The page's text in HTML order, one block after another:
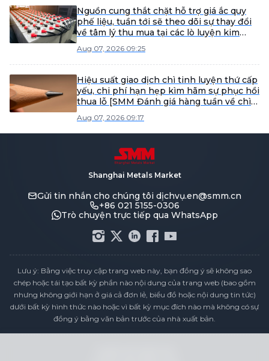
Nguồn cung thắt chặt hỗ trợ giá ắc quy
phế liệu, tuần tới sẽ theo dõi sự thay đổi
về tâm lý thu mua tại các lò luyện kim
Aug 07, 2026 09:25
Hiệu suất giao dịch chì tinh luyện thứ cấp
yếu, chi phí hạn hẹp kìm hãm sự phục hồi
thua lỗ [SMM Đánh giá hàng tuần về chì
Aug 07, 2026 09:17
Shanghai Metals Market
Gửi tin nhắn cho chúng tôi dịchvụ.en@smm.cn
+86 021 5155-0306
Trò chuyện trực tiếp qua WhatsApp
Lưu ý: Bằng việc truy cập trang web này, bạn đồng ý sẽ không sao
chép hoặc tái tạo bất kỳ phần nào nội dung của trang web (bao gồm
nhưng không giới hạn ở giá cả đơn lẻ, biểu đồ hoặc nội dung tin tức)
dưới bất kỳ hình thức nào hoặc vì bất kỳ mục đích nào mà không có sự
đồng ý bằng văn bản trước của nhà xuất bản.